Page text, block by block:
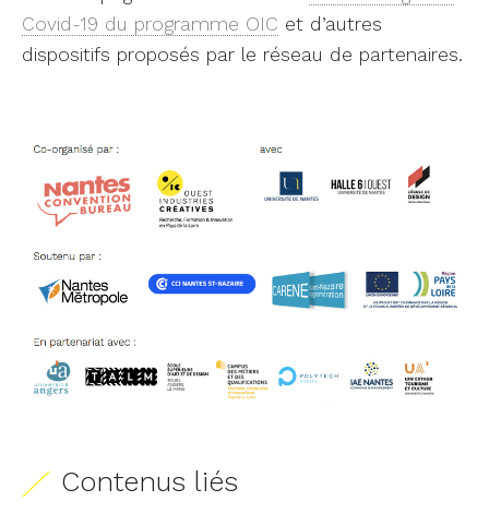
Covid-19 du programme OIC et d’autres
dispositifs proposés par le réseau de partenaires.
Contenus liés